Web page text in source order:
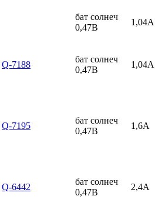
бат солнеч
0,47В
1,04А
Q-7188
бат солнеч
0,47В
1,04А
Q-7195
бат солнеч
0,47В
1,6А
Q-6442
бат солнеч
0,47В
2,4А